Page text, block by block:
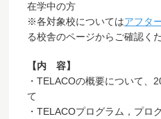
在学中の方
※各対象校についてはアフタ
る校舎のページからご確認く
【内 容】
・TELACOの概要について、
て
・TELACOプログラム，プロ